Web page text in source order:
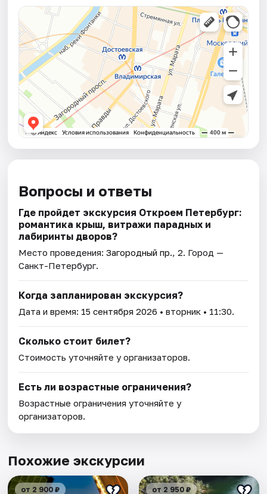
Вопросы и ответы
Где пройдет экскурсия Откроем Петербург:
романтика крыш, витражи парадных и
лабиринты дворов?
Место проведения:Загородный пр., 2. Город —
Санкт-Петербург.
Когда запланирован экскурсия?
Дата и время: 15 сентября 2026 • вторник • 11:30.
Сколько стоит билет?
Стоимость уточняйте у организаторов.
Есть ли возрастные ограничения?
Возрастные ограничения уточняйте у
организаторов.
Похожие экскурсии
от 2 900 ₽ от 2 950 ₽